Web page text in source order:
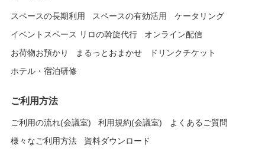
スペースの長期利用 スペースの有効活用
ケータリング
イベントスペース リロの斡旋代行
オンライン配信
お荷物お預かり
まるっとおまかせ
ドリンクチケット
ホテル・宿泊研修
ご利用方法
ご利用の流れ(会議室) 利用規約(会議室)
よくあるご質問
様々なご利用方法
資料ダウンロード